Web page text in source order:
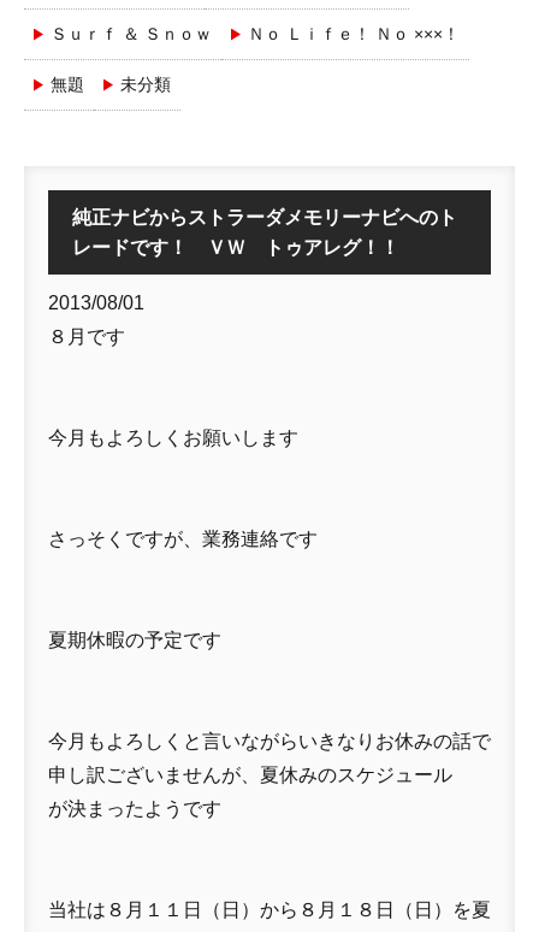
Ｓｕｒｆ ＆ Ｓｎｏｗ Ｎｏ Ｌｉｆｅ！ Ｎｏ ×××！
無題 未分類
純正ナビからストラーダメモリーナビへのト
レードです！ ＶＷ トゥアレグ！！
2013/08/01
８月です
今月もよろしくお願いします
さっそくですが、業務連絡です
夏期休暇の予定です
今月もよろしくと言いながらいきなりお休みの話で
申し訳ございませんが、夏休みのスケジュール
が決まったようです
当社は８月１１日（日）から８月１８日（日）を夏